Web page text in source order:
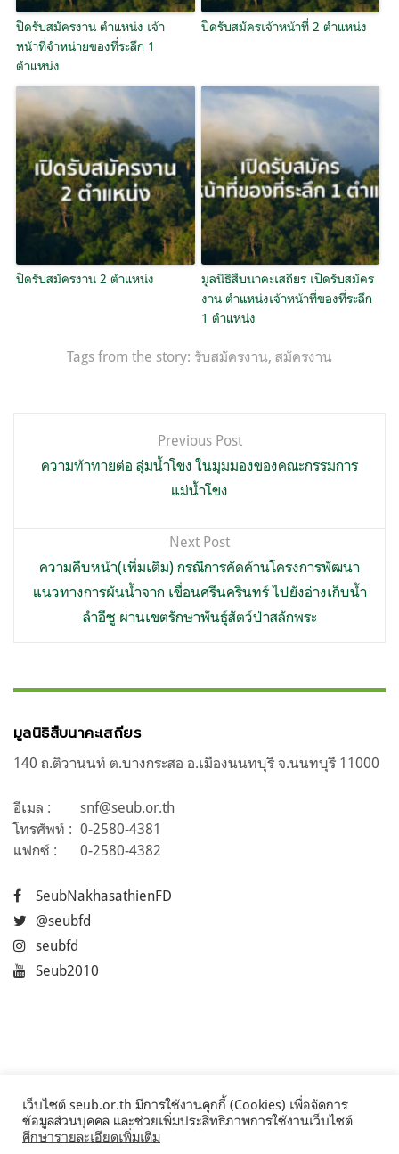
ปิดรับสมัครงาน ตำแหน่ง เจ้า
หน้าที่จำหน่ายของที่ระลึก 1
ตำแหน่ง
ปิดรับสมัครเจ้าหน้าที่ 2 ตำแหน่ง
ปิดรับสมัครงาน 2 ตำแหน่ง
มูลนิธิสืบนาคะเสถียร เปิดรับสมัคร
งาน ตำแหน่งเจ้าหน้าที่ของที่ระลึก
1 ตำแหน่ง
Tags from the story: รับสมัครงาน, สมัครงาน
เรื่อง
Previous Post
ความท้าทายต่อ ลุ่มน้ำโขง ในมุมมองของคณะกรรมการ
แม่น้ำโขง
Next Post
ความคืบหน้า(เพิ่มเติม) กรณีการคัดค้านโครงการพัฒนา
แนวทางการผันน้ำจาก เขื่อนศรีนครินทร์ ไปยังอ่างเก็บน้ำ
ลำอีซู ผ่านเขตรักษาพันธุ์สัตว์ป่าสลักพระ
มูลนิธิสืบนาคะเสถียร
140 ถ.ติวานนท์ ต.บางกระสอ อ.เมืองนนทบุรี จ.นนทบุรี 11000
อีเมล :
snf@seub.or.th
โทรศัพท์ : 0-2580-4381
แฟกซ์ :
0-2580-4382
SeubNakhasathienFD
@seubfd
seubfd
Seub2010
เว็บไซต์ seub.or.th มีการใช้งานคุกกี้ (Cookies) เพื่อจัดการ
ข้อมูลส่วนบุคคล และช่วยเพิ่มประสิทธิภาพการใช้งานเว็บไซต์
ศึกษารายละเอียดเพิ่มเติม